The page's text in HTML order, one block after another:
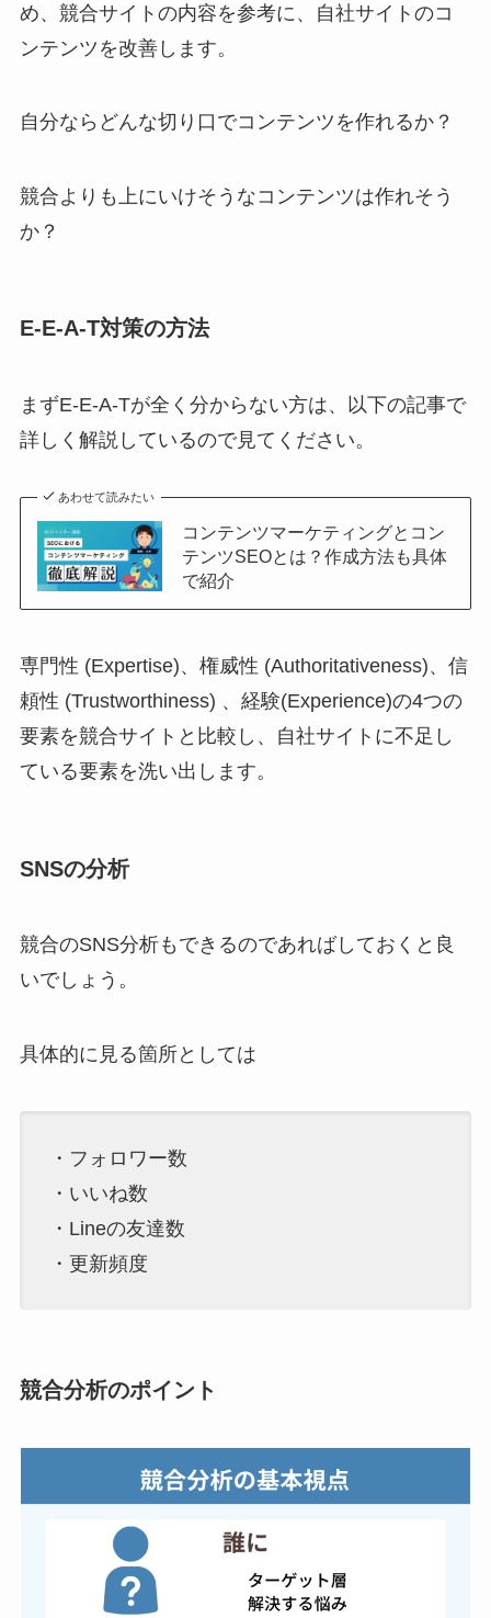
め、競合サイトの内容を参考に、自社サイトのコ
ンテンツを改善します。
自分ならどんな切り口でコンテンツを作れるか？
競合よりも上にいけそうなコンテンツは作れそう
か？
E-E-A-T対策の方法
まずE-E-A-Tが全く分からない方は、以下の記事で
詳しく解説しているので見てください。
あわせて読みたい
コンテンツマーケティングとコン
テンツSEOとは？作成方法も具体
で紹介
専門性 (Expertise)、権威性 (Authoritativeness)、信
頼性 (Trustworthiness) 、経験(Experience)の4つの
要素を競合サイトと比較し、自社サイトに不足し
ている要素を洗い出します。
SNSの分析
競合のSNS分析もできるのであればしておくと良
いでしょう。
具体的に見る箇所としては
・フォロワー数
・いいね数
・Lineの友達数
・更新頻度
競合分析のポイント